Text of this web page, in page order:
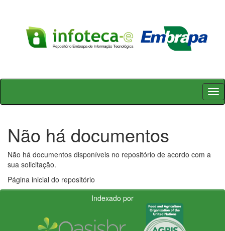
Skip
Não há documentos
Não há documentos disponíveis no repositório de acordo com a
sua solicitação.
Página inicial do repositório
Indexado por